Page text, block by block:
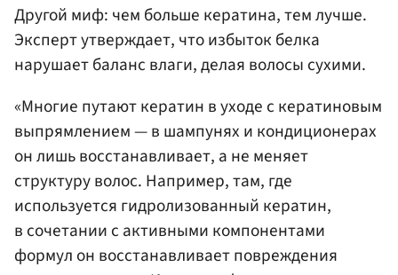
Другой миф: чем больше кератина, тем лучше.
Эксперт утверждает, что избыток белка
нарушает баланс влаги, делая волосы сухими.
«Многие путают кератин в уходе с кератиновым
выпрямлением — в шампунях и кондиционерах
он лишь восстанавливает, а не меняет
структуру волос. Например, там, где
используется гидролизованный кератин,
в сочетании с активными компонентами
формул он восстанавливает повреждения